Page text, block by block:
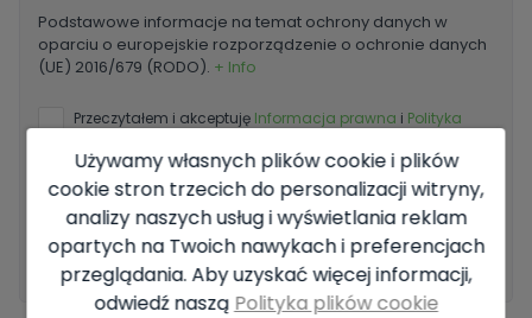
Podstawowe informacje na temat ochrony danych w
oparciu o europejskie rozporządzenie o ochronie danych
(UE) 2016/679 (RODO). + Info
Przeczytałem i akceptuję Informacja prawna i Polityka
Chcę otrzymywać nowe oferty
Wyślij zapytanie
Używamy własnych plików cookie i plików
cookie stron trzecich do personalizacji witryny,
analizy naszych usług i wyświetlania reklam
opartych na Twoich nawykach i preferencjach
przeglądania. Aby uzyskać więcej informacji,
odwiedź naszą Polityka plików cookie